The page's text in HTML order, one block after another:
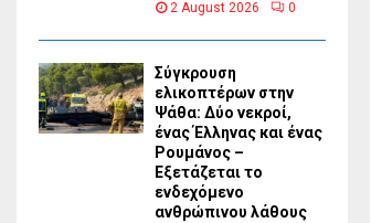
2 August 2026 0
Σύγκρουση
ελικοπτέρων στην
Ψάθα: Δύο νεκροί,
ένας Έλληνας και ένας
Ρουμάνος –
Εξετάζεται το
ενδεχόμενο
ανθρώπινου λάθους